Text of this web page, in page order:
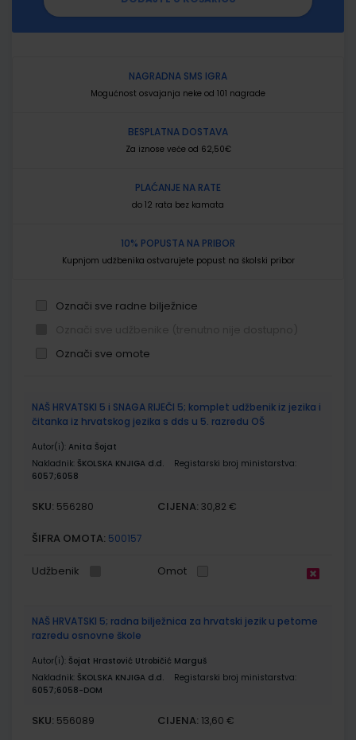
NAGRADNA SMS IGRA
Mogućnost osvajanja neke od 101 nagrade
BESPLATNA DOSTAVA
Za iznose veće od 62,50€
PLAĆANJE NA RATE
do 12 rata bez kamata
10% POPUSTA NA PRIBOR
Kupnjom udžbenika ostvarujete popust na školski pribor
Označi sve radne bilježnice
Označi sve omote
proizvodi
NAŠ HRVATSKI 5 i SNAGA RIJEČI 5; komplet udžbenik iz jezika i
čitanka iz hrvatskog jezika s dds u 5. razredu OŠ
Autor(i): Anita Šojat
Nakladnik: ŠKOLSKA KNJIGA d.d.
Registarski broj ministarstva:
6057;6058
SKU: 556280 CIJENA: 30,82 €
ŠIFRA OMOTA: 500157
Udžbenik Omot
NAŠ HRVATSKI 5; radna bilježnica za hrvatski jezik u petome
razredu osnovne škole
Autor(i): Šojat Hrastović Utrobičić Marguš
Nakladnik: ŠKOLSKA KNJIGA d.d.
Registarski broj ministarstva:
6057;6058-DOM
SKU: 556089 CIJENA: 13,60 €